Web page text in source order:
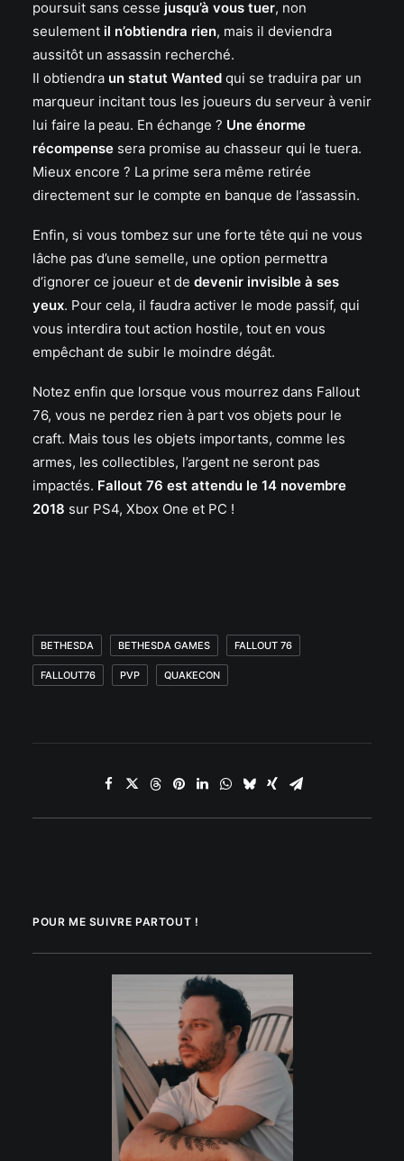
poursuit sans cesse jusqu’à vous tuer, non
seulement il n’obtiendra rien, mais il deviendra
aussitôt un assassin recherché.
Il obtiendra un statut Wanted qui se traduira par un
marqueur incitant tous les joueurs du serveur à venir
lui faire la peau. En échange ? Une énorme
récompense sera promise au chasseur qui le tuera.
Mieux encore ? La prime sera même retirée
directement sur le compte en banque de l’assassin.
Enfin, si vous tombez sur une forte tête qui ne vous
lâche pas d’une semelle, une option permettra
d’ignorer ce joueur et de devenir invisible à ses
yeux. Pour cela, il faudra activer le mode passif, qui
vous interdira tout action hostile, tout en vous
empêchant de subir le moindre dégât.
Notez enfin que lorsque vous mourrez dans Fallout
76, vous ne perdez rien à part vos objets pour le
craft. Mais tous les objets importants, comme les
armes, les collectibles, l’argent ne seront pas
impactés. Fallout 76 est attendu le 14 novembre
2018 sur PS4, Xbox One et PC !
BETHESDA BETHESDA GAMES FALLOUT 76
FALLOUT76 PVP QUAKECON
POUR ME SUIVRE PARTOUT !